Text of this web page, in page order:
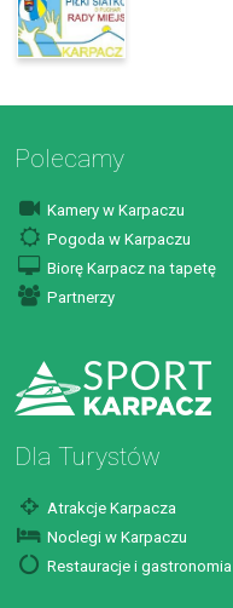
Polecamy
Kamery w Karpaczu
Pogoda w Karpaczu
Biorę Karpacz na tapetę
Partnerzy
Dla Turystów
Atrakcje Karpacza
Noclegi w Karpaczu
Restauracje i gastronomia